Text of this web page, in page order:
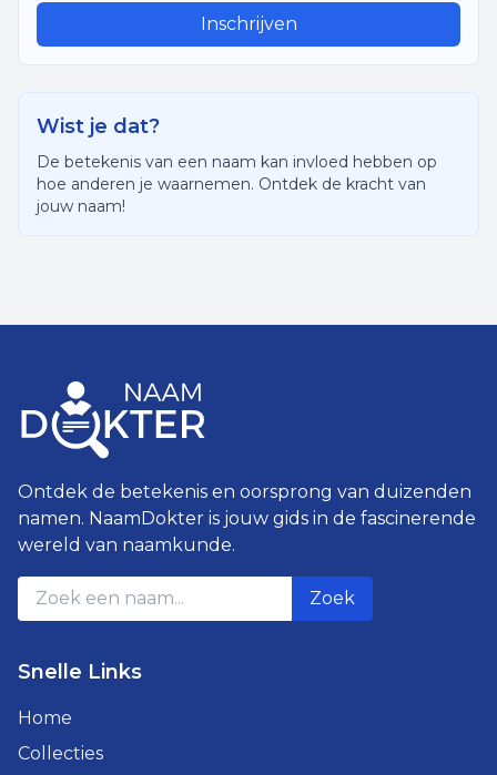
Inschrijven
Wist je dat?
De betekenis van een naam kan invloed hebben op
hoe anderen je waarnemen. Ontdek de kracht van
jouw naam!
Ontdek de betekenis en oorsprong van duizenden
namen. NaamDokter is jouw gids in de fascinerende
wereld van naamkunde.
Zoek
Snelle Links
Home
Collecties